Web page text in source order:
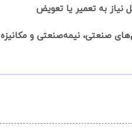
نیاز به تعمیر یا تعویض
صنعتی، نیمه‌صنعتی و مکانیزه